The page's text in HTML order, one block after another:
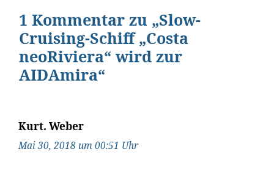
1 Kommentar zu „Slow-
Cruising-Schiff „Costa
neoRiviera“ wird zur
AIDAmira“
Kurt. Weber
Mai 30, 2018 um 00:51 Uhr